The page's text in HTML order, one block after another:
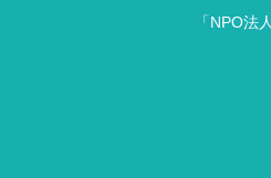
「NPO法